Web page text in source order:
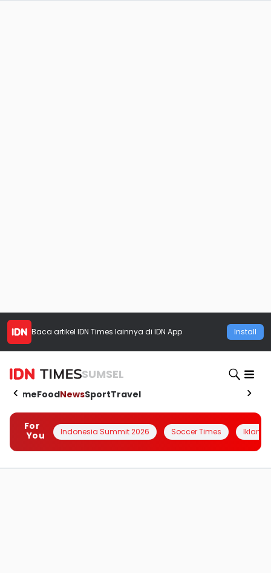
Baca artikel IDN Times lainnya di IDN App Install
SUMSEL
HomeFoodNewsSportTravel
For
You
Indonesia Summit 2026 Soccer Times Iklanin